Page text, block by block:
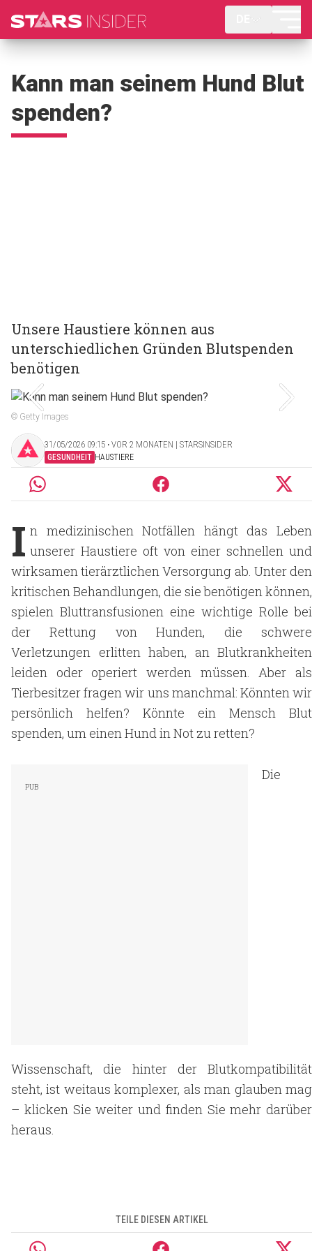
Kann man seinem Hund Blut
spenden?
Unsere Haustiere können aus
unterschiedlichen Gründen Blutspenden
benötigen
© Getty Images
31/05/2026 09:15 ‧ VOR 2 MONATEN | STARSINSIDER
GESUNDHEIT HAUSTIERE
I n medizinischen Notfällen hängt das Leben
unserer Haustiere oft von einer schnellen und
wirksamen tierärztlichen Versorgung ab. Unter den
kritischen Behandlungen, die sie benötigen können,
spielen Bluttransfusionen eine wichtige Rolle bei
der Rettung von Hunden, die schwere
Verletzungen erlitten haben, an Blutkrankheiten
leiden oder operiert werden müssen. Aber als
Tierbesitzer fragen wir uns manchmal: Könnten wir
persönlich helfen? Könnte ein Mensch Blut
spenden, um einen Hund in Not zu retten?
Die
Wissenschaft, die hinter der Blutkompatibilität
steht, ist weitaus komplexer, als man glauben mag
– klicken Sie weiter und finden Sie mehr darüber
heraus.
TEILE DIESEN ARTIKEL